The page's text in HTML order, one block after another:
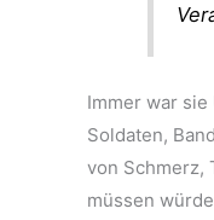
Immer war
Soldaten,
von Schmerz,
müssen